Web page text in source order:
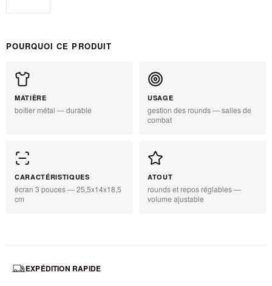
POURQUOI CE PRODUIT
MATIÈRE
boîtier métal — durable
USAGE
gestion des rounds — salles de
combat
CARACTÉRISTIQUES
écran 3 pouces — 25,5x14x18,5
cm
ATOUT
rounds et repos réglables —
volume ajustable
EXPÉDITION RAPIDE